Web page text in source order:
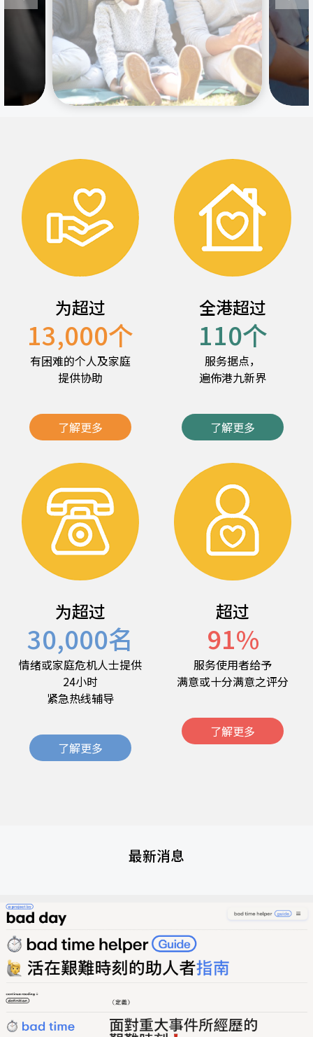
为超过
13,000个
有困难的个人及家庭
提供协助
了解更多
全港超过
110个
服务据点，
遍佈港九新界
了解更多
为超过
30,000名
情绪或家庭危机人士提供
24小时
紧急热线辅导
了解更多
超过
91%
服务使用者给予
满意或十分满意之评分
了解更多
最新消息